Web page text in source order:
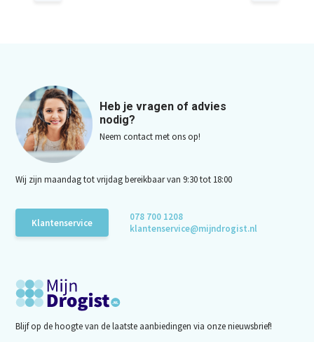
Heb je vragen of advies
nodig?
Neem contact met ons op!
Wij zijn maandag tot vrijdag bereikbaar van 9:30 tot 18:00
Klantenservice
078 700 1208
klantenservice@mijndrogist.nl
Blijf op de hoogte van de laatste aanbiedingen via onze nieuwsbrief!